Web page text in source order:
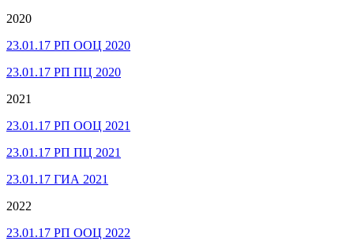
2020
23.01.17 РП ООЦ 2020
23.01.17 РП ПЦ 2020
2021
23.01.17 РП ООЦ 2021
23.01.17 РП ПЦ 2021
23.01.17 ГИА 2021
2022
23.01.17 РП ООЦ 2022